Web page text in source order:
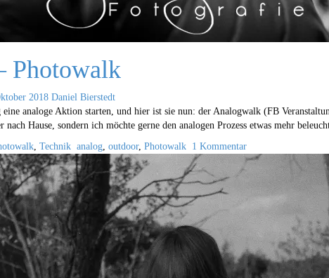
Photowalk
2018 Daniel Bierstedt
analoge Aktion starten, und hier ist sie nun: der Analogwalk (FB
nach Hause, sondern ich möchte gerne den analogen Prozess etwas mehr
, Technik analog, outdoor, Photowalk 1 Kommentar